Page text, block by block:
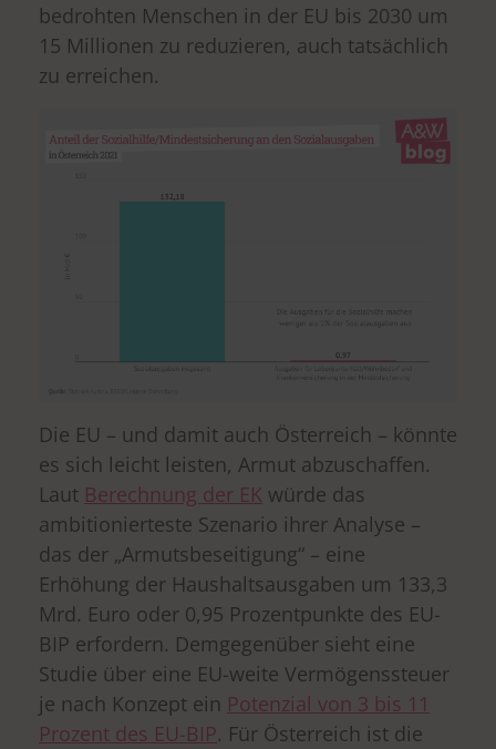
bedrohten Menschen in der EU bis 2030 um
15 Millionen zu reduzieren, auch tatsächlich
zu erreichen.
Die EU – und damit auch Österreich – könnte
es sich leicht leisten, Armut abzuschaffen.
Laut Berechnung der EK würde das
ambitionierteste Szenario ihrer Analyse –
das der „Armutsbeseitigung“ – eine
Erhöhung der Haushaltsausgaben um 133,3
Mrd. Euro oder 0,95 Prozentpunkte des EU-
BIP erfordern. Demgegenüber sieht eine
Studie über eine EU-weite Vermögenssteuer
je nach Konzept ein Potenzial von 3 bis 11
Prozent des EU-BIP. Für Österreich ist die